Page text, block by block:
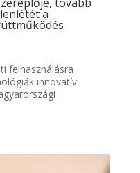
a
felhasználásra
innovatív